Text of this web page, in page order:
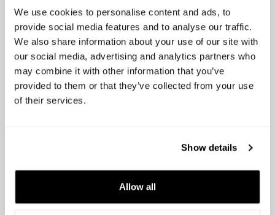
We use cookies to personalise content and ads, to
provide social media features and to analyse our traffic.
We also share information about your use of our site with
our social media, advertising and analytics partners who
may combine it with other information that you’ve
provided to them or that they’ve collected from your use
of their services.
Show details
Allow all
FINLAND
FRANCE
GEORGIA
GREECE
HUNGARY
IRELAND
ICELAND
ITALY
LATVIA
MONACO
MOLDOVA, REPUBLIC OF